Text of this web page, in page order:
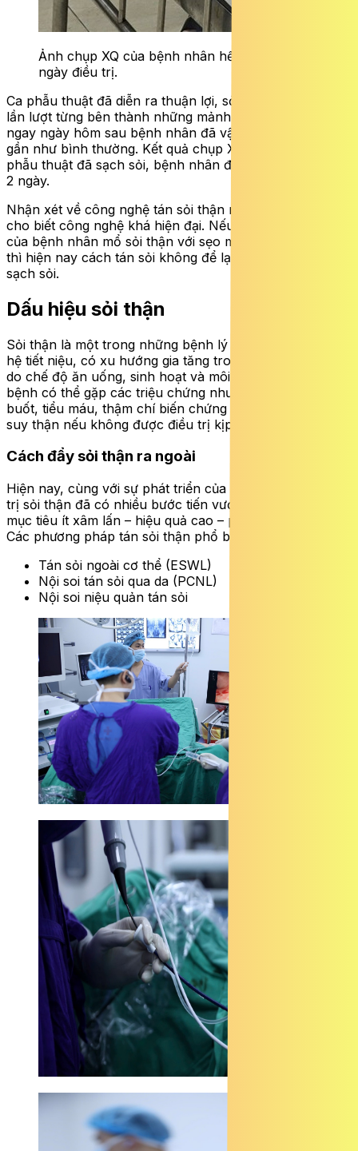
Ảnh chụp XQ của bệnh nhân hết sỏi sau 2
ngày điều trị.
Ca phẫu thuật đã diễn ra thuận lợi, sỏi 2 thận được tán
lần lượt từng bên thành những mảnh nhỏ như hạt cát,
ngay ngày hôm sau bệnh nhân đã vận động sinh hoạt
gần như bình thường. Kết quả chụp XQ kiểm tra lại sau
phẫu thuật đã sạch sỏi, bệnh nhân được ra viện sau mổ
2 ngày.
Nhận xét về công nghệ tán sỏi thận này, bệnh nhân T
cho biết công nghệ khá hiện đại. Nếu như trước đây bố
của bệnh nhân mổ sỏi thận với sẹo mổ dài hơn 20 phân
thì hiện nay cách tán sỏi không để lại sẹo mà vẫn hết
sạch sỏi.
Dấu hiệu sỏi thận
Sỏi thận là một trong những bệnh lý phổ biến nhất của
hệ tiết niệu, có xu hướng gia tăng trong xã hội hiện đại
do chế độ ăn uống, sinh hoạt và môi trường. Người
bệnh có thể gặp các triệu chứng như: đau thắt lưng, tiểu
buốt, tiểu máu, thậm chí biến chứng nhiễm trùng hoặc
suy thận nếu không được điều trị kịp thời.
Cách đẩy sỏi thận ra ngoài
Hiện nay, cùng với sự phát triển của y học hiện đại, điều
trị sỏi thận đã có nhiều bước tiến vượt bậc, hướng đến
mục tiêu ít xâm lấn – hiệu quả cao – phục hồi nhanh.
Các phương pháp tán sỏi thận phổ biến gồm:
Tán sỏi ngoài cơ thể (ESWL)
Nội soi tán sỏi qua da (PCNL)
Nội soi niệu quản tán sỏi